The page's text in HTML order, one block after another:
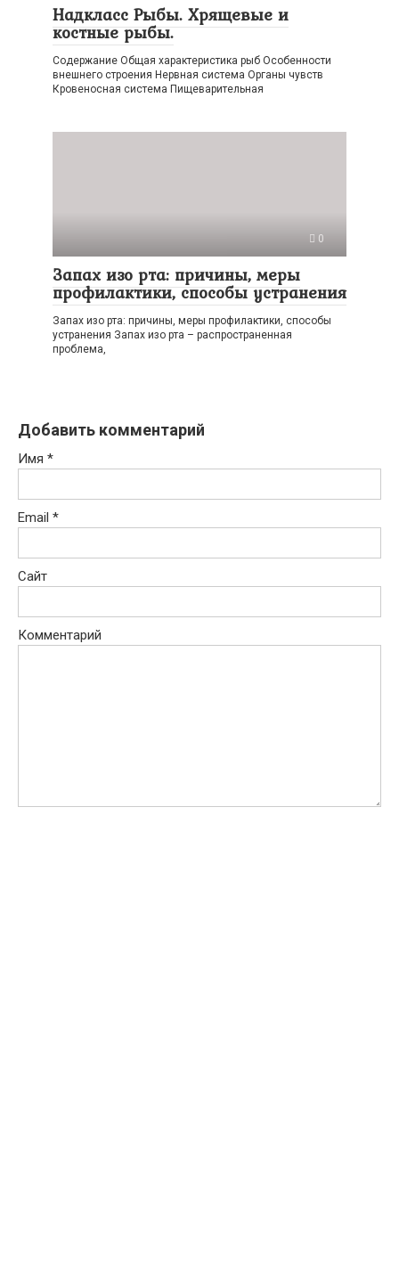
Надкласс Рыбы. Хрящевые и
костные рыбы.
Содержание Общая характеристика рыб Особенности
внешнего строения Нервная система Органы чувств
Кровеносная система Пищеварительная
0
Запах изо рта: причины, меры
профилактики, способы устранения
Запах изо рта: причины, меры профилактики, способы
устранения Запах изо рта – распространенная
проблема,
Добавить комментарий
Имя *
Email *
Сайт
Комментарий